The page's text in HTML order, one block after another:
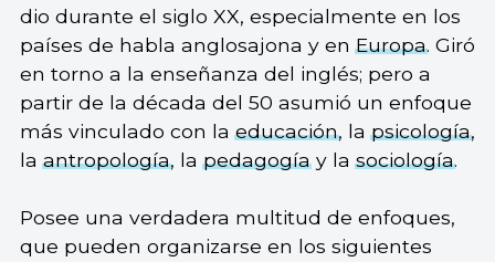
dio durante el siglo XX, especialmente en los
países de habla anglosajona y enEuropa. Giró
en torno a la enseñanza del inglés; pero a
partir de la década del 50 asumió un enfoque
más vinculado con laeducación, lapsicología,
laantropología, lapedagogíay lasociología.
Posee una verdadera multitud de enfoques,
que pueden organizarse en los siguientes